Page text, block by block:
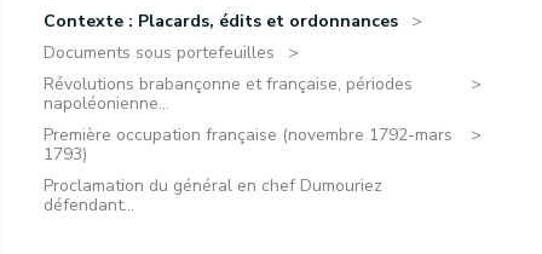
Contexte : Placards, édits et ordonnances
Documents sous portefeuilles
Révolutions brabançonne et française, périodes
napoléonienne...
Première occupation française (novembre 1792-mars
1793)
Proclamation du général en chef Dumouriez
défendant...